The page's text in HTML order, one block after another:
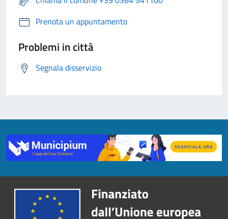
Prenota un appuntamento
Problemi in città
Segnala disservizio